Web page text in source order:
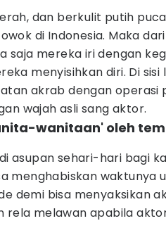
dan berkulit putih
di Indonesia. Maka
saja mereka iri dengan
menyisihkan diri. Di sisi
akrab dengan operasi
wajah asli sang aktor.
wanitaan' oleh
asupan sehari-hari bagi
menghabiskan waktunya
demi bisa menyaksikan
rela melawan apabila